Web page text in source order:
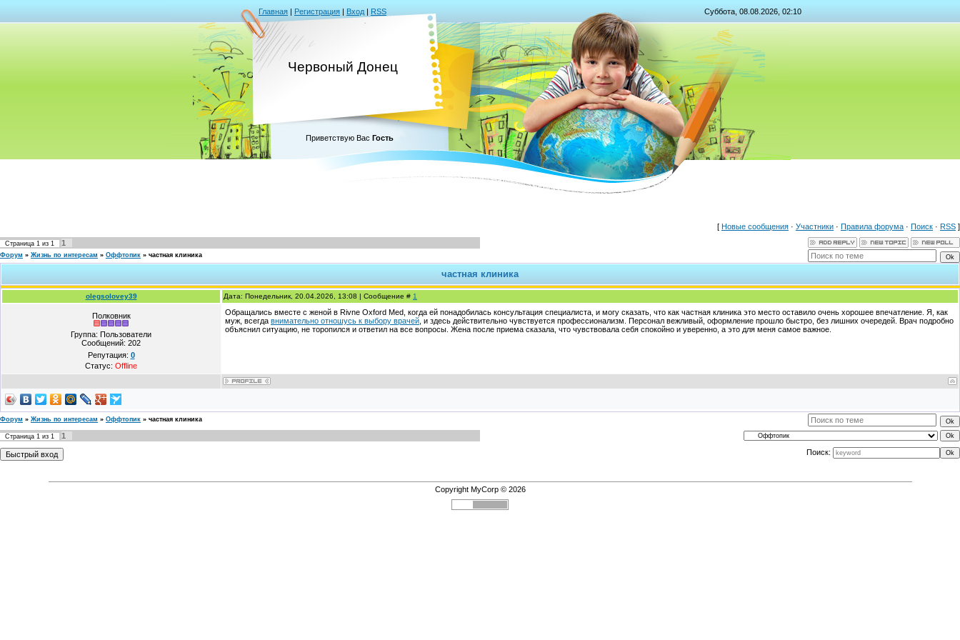
Главная | Регистрация | Вход | RSS Суббота, 08.08.2026, 02:10
Червоный Донец
Приветствую Вас Гость
[ Новые сообщения · Участники · Правила форума · Поиск · RSS ]
Страница 1 из 1 1
Форум » Жизнь по интересам » Оффтопик » частная клиника
частная клиника
olegsolovey39 Дата: Понедельник, 20.04.2026, 13:08 | Сообщение # 1
Полковник
Группа: Пользователи
Сообщений: 202
Репутация: 0
Статус: Offline
Обращались вместе с женой в Rivne Oxford Med, когда ей понадобилась консультация специалиста, и могу сказать, что как частная клиника это место оставило очень хорошее впечатление. Я, как
муж, всегда внимательно отношусь к выбору врачей , и здесь действительно чувствуется профессионализм. Персонал вежливый, оформление прошло быстро, без лишних очередей. Врач подробно
объяснил ситуацию, не торопился и ответил на все вопросы. Жена после приема сказала, что чувствовала себя спокойно и уверенно, а это для меня самое важное.
Форум » Жизнь по интересам » Оффтопик » частная клиника
Страница 1 из 1
1
Поиск:
Copyright MyCorp © 2026